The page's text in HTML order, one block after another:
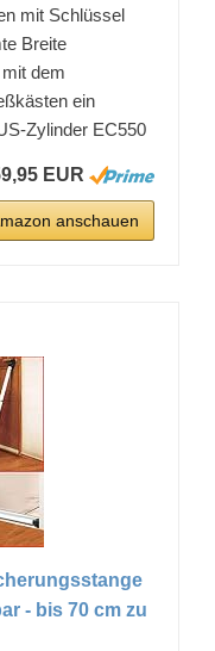
mit Schlüssel
Breite
dem
ein
Zylinder EC550
EUR
anschauen
- bis 70 cm zu